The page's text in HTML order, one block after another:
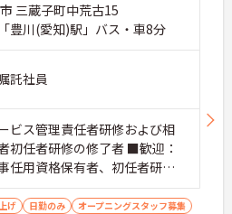
三蔵子町中荒古15
豊川(愛知)駅」バス・車8分
託社員
ビス管理責任者研修および相
初任者研修の修了者 ■歓迎：
任用資格保有者、初任者研修
2級）、サービス管理責任者の
げ 日勤のみ
オープニングスタッフ募集